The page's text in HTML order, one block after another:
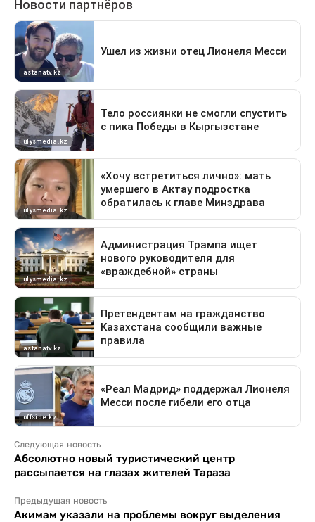
Следующая новость
Абсолютно новый туристический центр
рассыпается на глазах жителей Тараза
Предыдущая новость
Акимам указали на проблемы вокруг выделения